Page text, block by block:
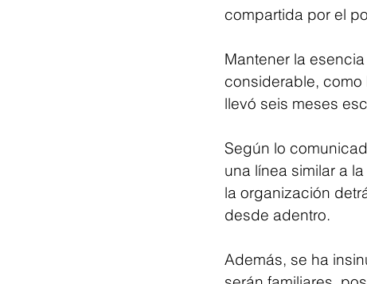
compartida por el
Mantener la
considerable, como
llevó seis meses
Según lo
una línea similar a
la organización
desde adentro.
Además, se ha